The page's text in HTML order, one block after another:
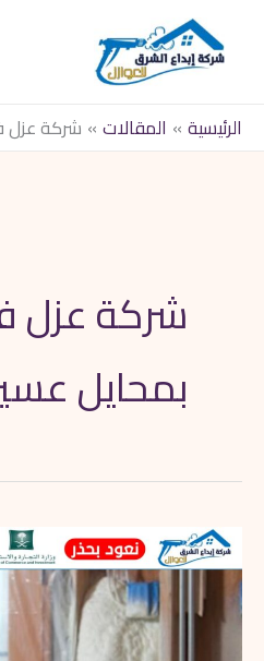
الرئيسية
المقالات شركة عزل
شركة عزل
بمحايل
شركة
عزل
فوم